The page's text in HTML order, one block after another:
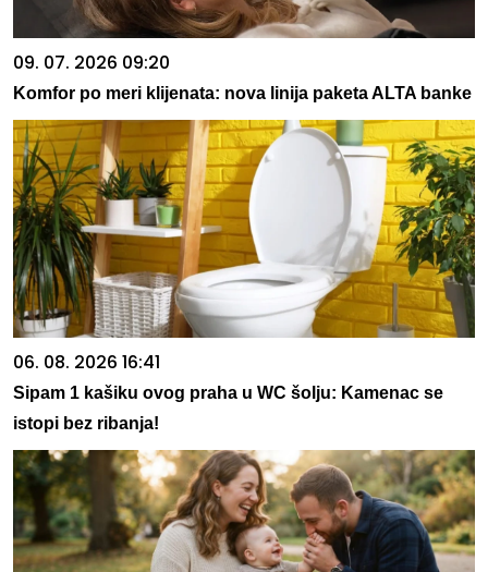
09. 07. 2026 09:20
Komfor po meri klijenata: nova linija paketa ALTA banke
06. 08. 2026 16:41
Sipam 1 kašiku ovog praha u WC šolju: Kamenac se
istopi bez ribanja!